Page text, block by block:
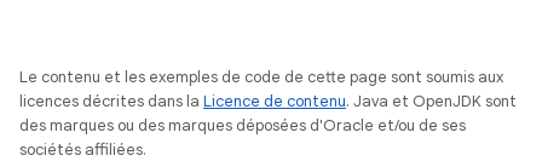
Le contenu et les exemples de code de cette page sont soumis aux
licences décrites dans la Licence de contenu. Java et OpenJDK sont
des marques ou des marques déposées d'Oracle et/ou de ses
sociétés affiliées.